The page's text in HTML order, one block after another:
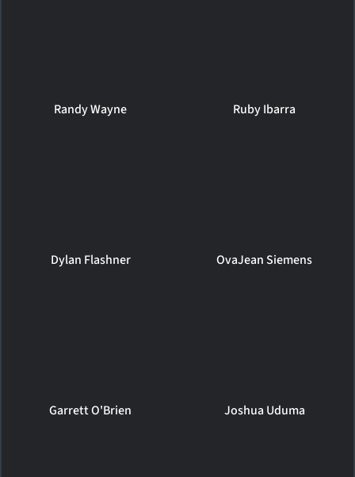
Randy Wayne Ruby Ibarra
Dylan Flashner OvaJean Siemens
Garrett O'Brien Joshua Uduma